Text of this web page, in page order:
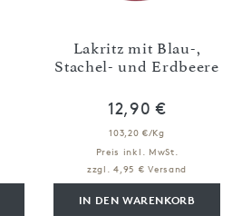
Lakritz mit Blau-,
Stachel- und Erdbeere
12,90 €
103,20 €/Kg
Preis inkl. MwSt.
zzgl. 4,95 € Versand
IN DEN WARENKORB